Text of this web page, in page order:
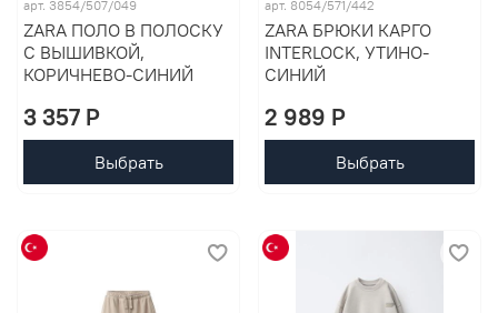
арт. 3854/507/049
ZARA ПОЛО В ПОЛОСКУ
С ВЫШИВКОЙ,
КОРИЧНЕВО-СИНИЙ
3 357 P
Выбрать
арт. 8054/571/442
ZARA БРЮКИ КАРГО
INTERLOCK, УТИНО-
СИНИЙ
2 989 P
Выбрать